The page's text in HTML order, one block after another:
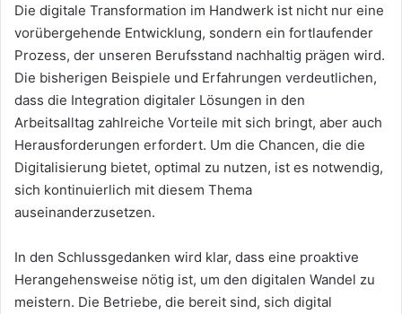
Die digitale Transformation im Handwerk ist nicht nur eine
vorübergehende Entwicklung, sondern ein fortlaufender
Prozess, der unseren Berufsstand nachhaltig prägen wird.
Die bisherigen Beispiele und Erfahrungen verdeutlichen,
dass die Integration digitaler Lösungen in den
Arbeitsalltag zahlreiche Vorteile mit sich bringt, aber auch
Herausforderungen erfordert. Um die Chancen, die die
Digitalisierung bietet, optimal zu nutzen, ist es notwendig,
sich kontinuierlich mit diesem Thema
auseinanderzusetzen.
In den Schlussgedanken wird klar, dass eine proaktive
Herangehensweise nötig ist, um den digitalen Wandel zu
meistern. Die Betriebe, die bereit sind, sich digital